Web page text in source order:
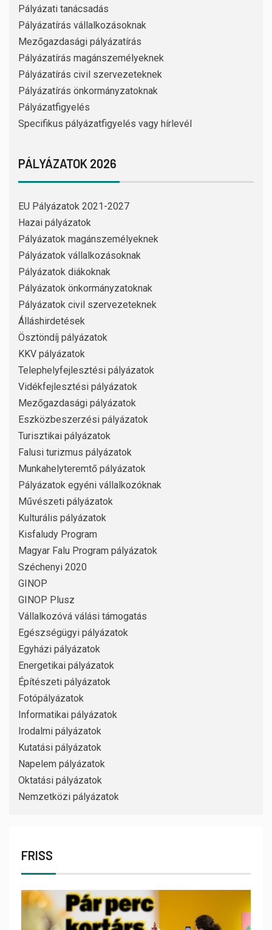
Pályázati tanácsadás
Pályázatírás vállalkozásoknak
Mezőgazdasági pályázatírás
Pályázatírás magánszemélyeknek
Pályázatírás civil szervezeteknek
Pályázatírás önkormányzatoknak
Pályázatfigyelés
Specifikus pályázatfigyelés vagy hírlevél
PÁLYÁZATOK 2026
EU Pályázatok 2021-2027
Hazai pályázatok
Pályázatok magánszemélyeknek
Pályázatok vállalkozásoknak
Pályázatok diákoknak
Pályázatok önkormányzatoknak
Pályázatok civil szervezeteknek
Álláshirdetések
Ösztöndíj pályázatok
KKV pályázatok
Telephelyfejlesztési pályázatok
Vidékfejlesztési pályázatok
Mezőgazdasági pályázatok
Eszközbeszerzési pályázatok
Turisztikai pályázatok
Falusi turizmus pályázatok
Munkahelyteremtő pályázatok
Pályázatok egyéni vállalkozóknak
Művészeti pályázatok
Kulturális pályázatok
Kisfaludy Program
Magyar Falu Program pályázatok
Széchenyi 2020
GINOP
GINOP Plusz
Vállalkozóvá válási támogatás
Egészségügyi pályázatok
Egyházi pályázatok
Energetikai pályázatok
Építészeti pályázatok
Fotópályázatok
Informatikai pályázatok
Irodalmi pályázatok
Kutatási pályázatok
Napelem pályázatok
Oktatási pályázatok
Nemzetközi pályázatok
FRISS